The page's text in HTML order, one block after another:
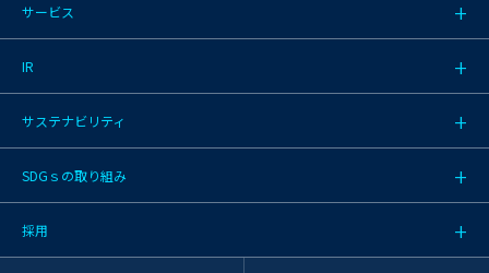
サービス
IR
サステナビリティ
SDGｓの取り組み
採用